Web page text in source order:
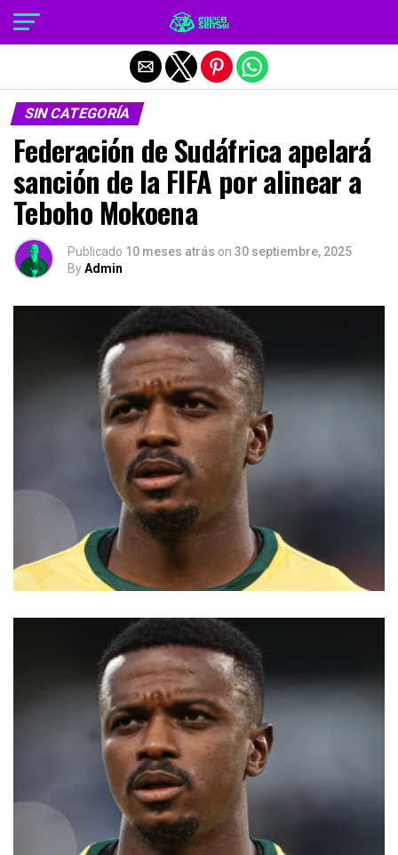
SIN CATEGORÍA
Federación de Sudáfrica apelará
sanción de la FIFA por alinear a
Teboho Mokoena
Publicado 10 meses atrás on 30 septiembre, 2025
ByAdmin
Salir de la versión móvil